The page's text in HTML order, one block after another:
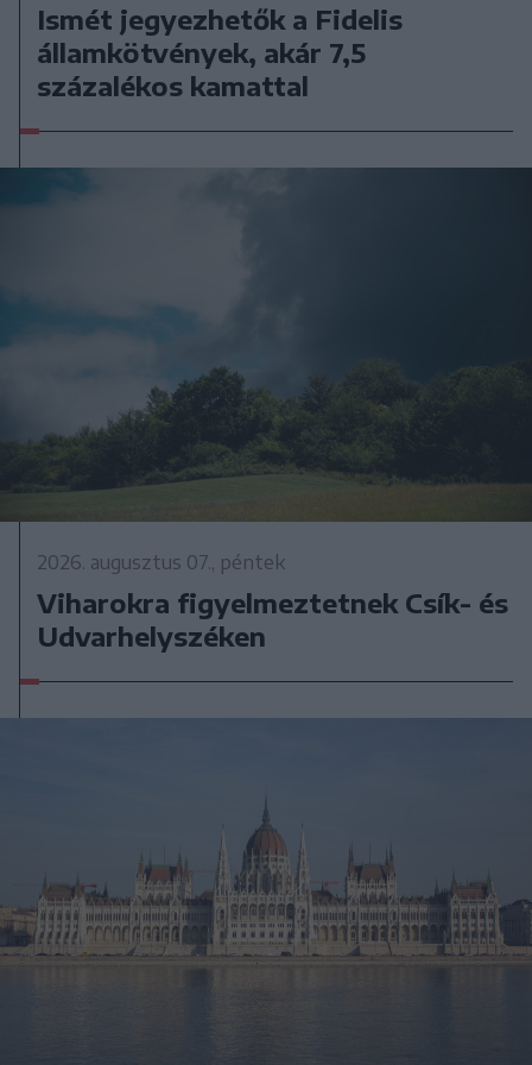
Ismét jegyezhetők a Fidelis
államkötvények, akár 7,5
százalékos kamattal
2026. augusztus 07., péntek
Viharokra figyelmeztetnek Csík- és
Udvarhelyszéken